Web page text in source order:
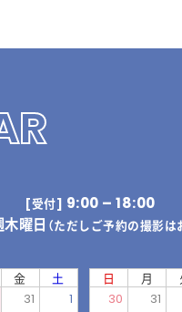
[受付] 9:00 – 18:00
曜日 （ただしご予約の撮影は
金
土
31 1
日 月
30
31